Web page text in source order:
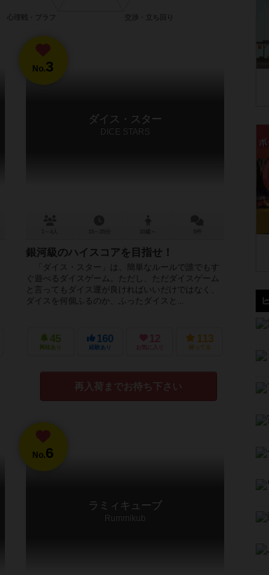
No.3
ダイス・スター
DICE STARS
銀河級のハイスコアを目指せ！
「ダイス・スター」は、簡単なルールで誰でもす
ぐ遊べるダイスゲーム。ただし、ただダイスゲーム
と言ってもダイス運が良ければいいだけではなく、
ダイスを何個ふるのか、ふったダイスと...
45
興味あり
160
経験あり
12
お気に入り
113
持ってる
再入荷までお待ち下さい
No.6
ラミィキューブ
Rummikub